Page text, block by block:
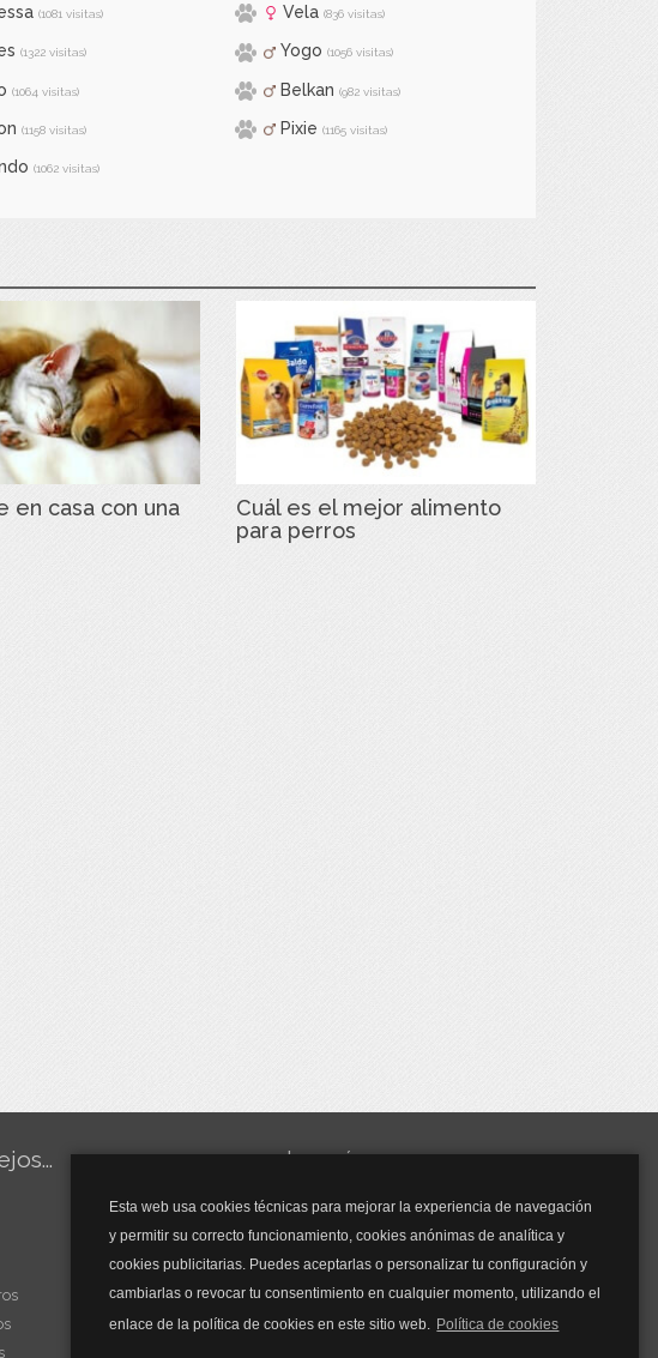
Esta web usa cookies técnicas para mejorar la experiencia de navegación
y permitir su correcto funcionamiento, cookies anónimas de analítica y
cookies publicitarias. Puedes aceptarlas o personalizar tu configuración y
cambiarlas o revocar tu consentimiento en cualquier momento, utilizando el
enlace de la política de cookies en este sitio web. Política de cookies
(1081 visitas) Vela (836 visitas)
(1322 visitas) Yogo (1056 visitas)
(1064 visitas) Belkan (982 visitas)
(1158 visitas) Pixie (1165 visitas)
(1062 visitas)
en casa con una
Cuál es el mejor alimento
para perros
y mucho más...
Mascarillas
Mascarillas FFP2
Mascarillas FFP3
Bolsos
Bolsos Tous